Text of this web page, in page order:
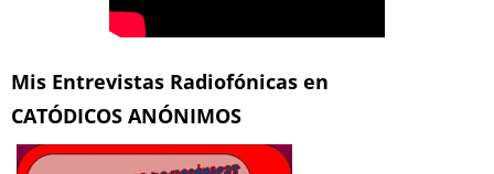
Mis Entrevistas Radiofónicas en
CATÓDICOS ANÓNIMOS